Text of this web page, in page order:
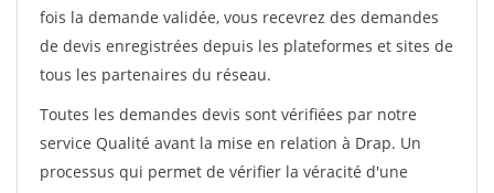
fois la demande validée, vous recevrez des demandes
de devis enregistrées depuis les plateformes et sites de
tous les partenaires du réseau.
Toutes les demandes devis sont vérifiées par notre
service Qualité avant la mise en relation à Drap. Un
processus qui permet de vérifier la véracité d'une